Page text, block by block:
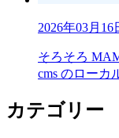
2026年03月16
そろそろ
cms のローカ
カテゴリー